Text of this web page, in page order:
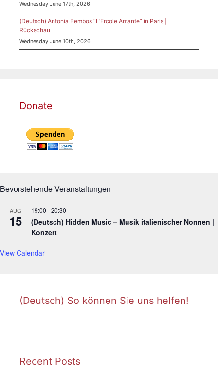
Wednesday June 17th, 2026
(Deutsch) Antonia Bembos “L’Ercole Amante” in Paris |
Rückschau
Wednesday June 10th, 2026
Donate
Bevorstehende Veranstaltungen
AUG
15
19:00 -20:30
(Deutsch) Hidden Music – Musik italienischer Nonnen |
Konzert
View Calendar
(Deutsch) So können Sie uns helfen!
Recent Posts